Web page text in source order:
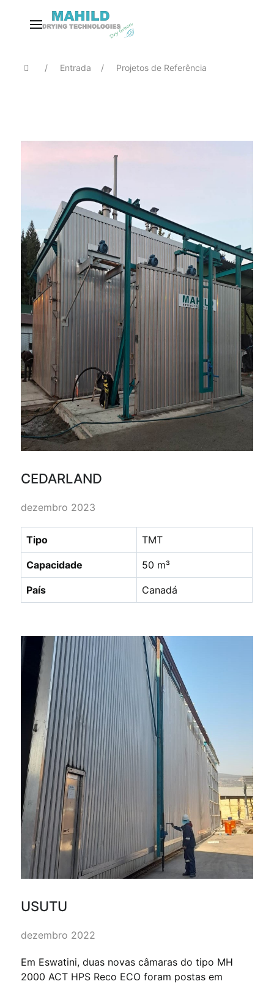
Entrada Projetos de Referência
CEDARLAND
dezembro 2023
Tipo TMT
Capacidade 50 m³
País Canadá
USUTU
dezembro 2022
Em Eswatini, duas novas câmaras do tipo MH
2000 ACT HPS Reco ECO foram postas em